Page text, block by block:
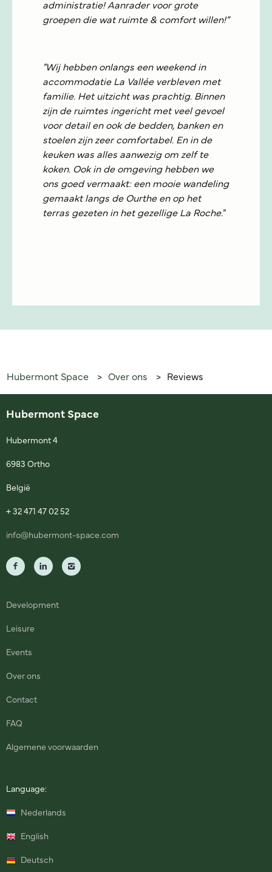
administratie! Aanrader voor grote
groepen die wat ruimte & comfort willen!”
"Wij hebben onlangs een weekend in
accommodatie La Vallée verbleven met
familie. Het uitzicht was prachtig. Binnen
zijn de ruimtes ingericht met veel gevoel
voor detail en ook de bedden, banken en
stoelen zijn zeer comfortabel. En in de
keuken was alles aanwezig om zelf te
koken. Ook in de omgeving hebben we
ons goed vermaakt: een mooie wandeling
gemaakt langs de Ourthe en op het
terras gezeten in het gezellige La Roche."
Hubermont Space > Over ons > Reviews
Hubermont Space
Hubermont 4
6983 Ortho
België
+ 32 471 47 02 52
info@hubermont-space.com
Development
Leisure
Events
Over ons
Contact
FAQ
Algemene voorwaarden
Language:
Nederlands
English
Deutsch